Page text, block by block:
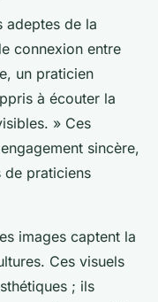
adeptes de la
connexion entre
un praticien
à écouter la
» Ces
sincère,
de praticiens
images captent la
Ces visuels
; ils